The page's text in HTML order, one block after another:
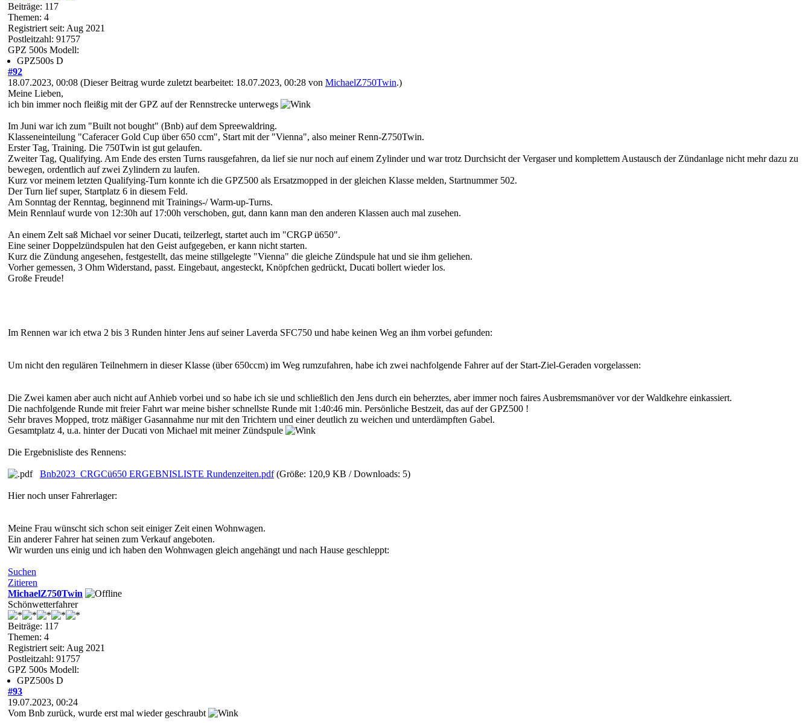
Beiträge: 117
Themen: 4
Registriert seit: Aug 2021
Postleitzahl: 91757
GPZ 500s Modell:
GPZ500s D
#92
18.07.2023, 00:08 (Dieser Beitrag wurde zuletzt bearbeitet: 18.07.2023, 00:28 von MichaelZ750Twin.)
Meine Lieben,
ich bin immer noch fleißig mit der GPZ auf der Rennstrecke unterwegs
Im Juni war ich zum "Built not bought" (Bnb) auf dem Spreewaldring.
Klasseneinteilung "Caferacer Gold Cup über 650 ccm", Start mit der "Vienna", also meiner Renn-Z750Twin.
Erster Tag, Training. Die 750Twin ist gut gelaufen.
Zweiter Tag, Qualifying. Am Ende des ersten Turns rausgefahren, da lief sie nur noch auf einem Zylinder und war trotz Durchsicht der Vergaser und komplettem Austausch der Zündanlage nicht mehr dazu zu
bewegen, ordentlich auf zwei Zylindern zu laufen.
Kurz vor meinem letzten Qualifying-Turn konnte ich die GPZ500 als Ersatzmopped in der gleichen Klasse melden, Startnummer 502.
Der Turn lief super, Startplatz 6 in diesem Feld.
Am Sonntag der Renntag, beginnend mit Trainings-/ Warm-up-Turns.
Mein Rennlauf wurde von 12:30h auf 17:00h verschoben, gut, dann kann man den anderen Klassen auch mal zusehen.
An einem Zelt saß Michael vor seiner Ducati, teilzerlegt, startet auch im "CRGP ü650".
Eine seiner Doppelzündspulen hat den Geist aufgegeben, er kann nicht starten.
Kurz die Zündung angesehen, festgestellt, das meine stillgelegte "Vienna" die gleiche Zündspule hat und sie ihm geliehen.
Vorher gemessen, 3 Ohm Widerstand, passt. Eingebaut, angesteckt, Knöpfchen gedrückt, Ducati bollert wieder los.
Große Freude!
Im Rennen war ich etwa 2 bis 3 Runden hinter Jens auf seiner Laverda SFC750 und habe keinen Weg an ihm vorbei gefunden:
Um nicht den regulären Teilnehmern in dieser Klasse (über 650ccm) im Weg rumzufahren, habe ich zwei nachfolgende Fahrer auf der Start-Ziel-Geraden vorgelassen:
Die Zwei kamen aber auch nicht auf Anhieb vorbei und so habe ich sie und schließlich den Jens durch ein beherztes, aber immer noch faires Ausbremsmanöver vor der Waldkehre einkassiert.
Die nachfolgende Runde mit freier Fahrt war meine bisher schnellste Runde mit 1:40:46 min. Persönliche Bestzeit, das auf der GPZ500 !
Sehr braves Mopped, trotz mäßiger Gasannahme nur mit den Trichtern und einer deutlich zu weichen und unterdämpften Gabel.
Gesamtplatz 4, u.a. hinter der Ducati von Michael mit meiner Zündspule
Die Ergebnisliste des Rennens:
Bnb2023_CRGCü650 ERGEBNISLISTE Rundenzeiten.pdf(Größe: 120,9 KB / Downloads: 5)
Hier noch unser Fahrerlager:
Meine Frau wünscht sich schon seit einiger Zeit einen Wohnwagen.
Ein anderer Fahrer hat seinen zum Verkauf angeboten.
Wir wurden uns einig und ich haben den Wohnwagen gleich angehängt und nach Hause geschleppt:
Suchen
Zitieren
MichaelZ750Twin
Schönwetterfahrer
Beiträge: 117
Themen: 4
Registriert seit: Aug 2021
Postleitzahl: 91757
GPZ 500s Modell:
GPZ500s D
#93
19.07.2023, 00:24
Vom Bnb zurück, wurde erst mal wieder geschraubt